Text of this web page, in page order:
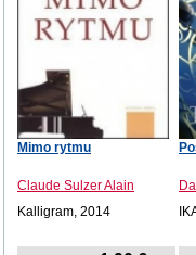
Mimo rytmu
Claude Sulzer Alain
Kalligram, 2014